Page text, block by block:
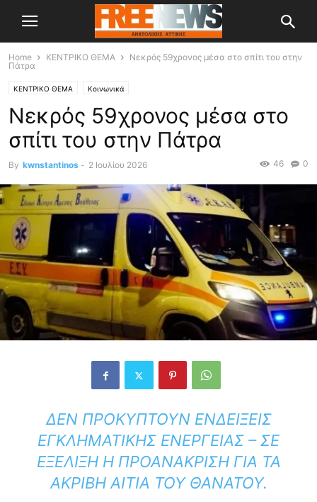
Home ΚΕΝΤΡΙΚΟ ΘΕΜΑ
Νεκρός 59χρονος μέσα στο σπίτι του στην
Πάτρα
ΚΕΝΤΡΙΚΟ ΘΕΜΑ Κοινωνικά
Νεκρός 59χρονος μέσα στο
σπίτι του στην Πάτρα
By kwnstantinos - 2 Ιουλίου 2026 0
46
ΔΕΝ ΠΡΟΚΎΠΤΟΥΝ ΕΝΔΕΊΞΕΙΣ
ΕΓΚΛΗΜΑΤΙΚΉΣ ΕΝΈΡΓΕΙΑΣ – ΣΕ
ΕΞΈΛΙΞΗ Η ΠΡΟΑΝΆΚΡΙΣΗ ΓΙΑ ΤΑ
ΑΚΡΙΒΉ ΑΊΤΙΑ ΤΟΥ ΘΑΝΆΤΟΥ.